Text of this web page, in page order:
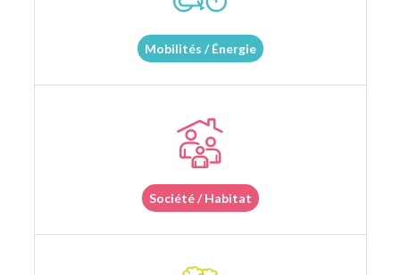
Mobilités / Énergie
Société / Habitat